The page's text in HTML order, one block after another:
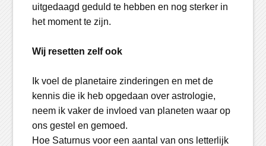
uitgedaagd geduld te hebben en nog sterker in
het moment te zijn.
Wij resetten zelf ook
Ik voel de planetaire zinderingen en met de
kennis die ik heb opgedaan over astrologie,
neem ik vaker de invloed van planeten waar op
ons gestel en gemoed.
Hoe Saturnus voor een aantal van ons letterlijk